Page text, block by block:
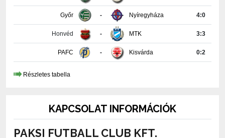
Honvéd MTK 3:3
PAFC Kisvárda 0:2
Részletes tabella
PAKSI FUTBALL CLUB KFT.
7030 Paks, Fehérvári út 29.